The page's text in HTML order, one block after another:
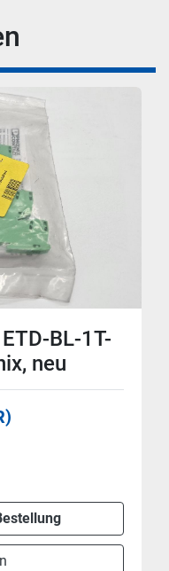
BL-1T-
neu